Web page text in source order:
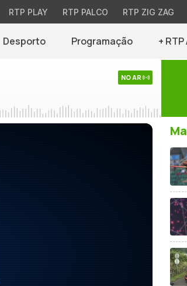
RTP PLAY RTP PALCO RTP ZIG ZAG
Desporto Programação +
NO AR